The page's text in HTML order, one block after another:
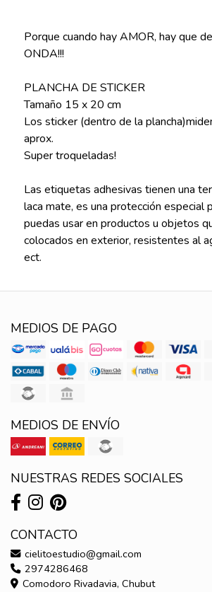
Porque cuando hay AMOR, hay que
ONDA!!!
PLANCHA DE STICKER
Tamaño 15 x 20 cm
Los sticker (dentro de la
aprox.
Super troqueladas!
Las etiquetas adhesivas tienen una
laca mate, es una protección especial
puedas usar en productos u objetos
colocados en exterior, resistentes al
ect.
MEDIOS DE PAGO
MEDIOS DE ENVÍO
NUESTRAS REDES SOCIALES
CONTACTO
cielitoestudio@gmail.com
2974286468
Comodoro Rivadavia, Chubut